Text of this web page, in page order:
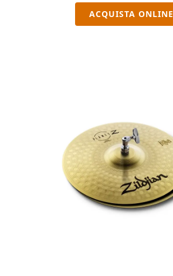
ACQUISTA ONLINE